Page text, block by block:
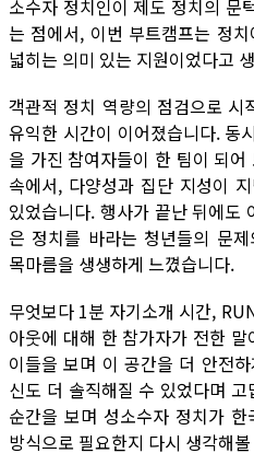
소수자 정치인이 제도 정치의 문
는 점에서, 이번 부트캠프는 정
넓히는 의미 있는 지원이었다고
객관적 정치 역량의 점검으로 시
유익한 시간이 이어졌습니다. 동
을 가진 참여자들이 한 팀이 되
속에서, 다양성과 집단 지성이
있었습니다. 행사가 끝난 뒤에도
은 정치를 바라는 청년들의 문
목마름을 생생하게 느꼈습니다.
무엇보다 1분 자기소개 시간,
아웃에 대해 한 참가자가 전한
이들을 보며 이 공간을 더 안전
신도 더 솔직해질 수 있었다며
순간을 보며 성소수자 정치가
방식으로 필요한지 다시 생각해